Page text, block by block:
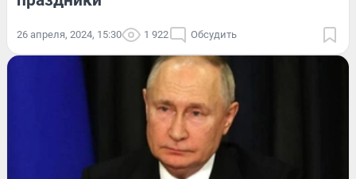
26 апреля, 2024, 15:30 1 922 Обсудить